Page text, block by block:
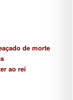
de morte
ao rei